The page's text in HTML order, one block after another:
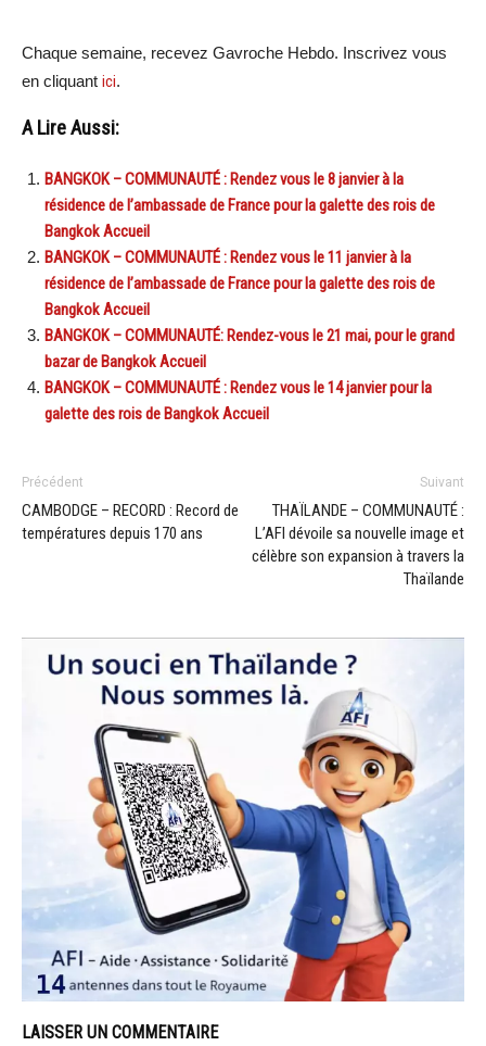
Chaque semaine, recevez Gavroche Hebdo. Inscrivez vous
en cliquant ici.
A Lire Aussi:
BANGKOK – COMMUNAUTÉ : Rendez vous le 8 janvier à la
résidence de l’ambassade de France pour la galette des rois de
Bangkok Accueil
BANGKOK – COMMUNAUTÉ : Rendez vous le 11 janvier à la
résidence de l’ambassade de France pour la galette des rois de
Bangkok Accueil
BANGKOK – COMMUNAUTÉ: Rendez-vous le 21 mai, pour le grand
bazar de Bangkok Accueil
BANGKOK – COMMUNAUTÉ : Rendez vous le 14 janvier pour la
galette des rois de Bangkok Accueil
Précédent
CAMBODGE – RECORD : Record de
températures depuis 170 ans
Suivant
THAÏLANDE – COMMUNAUTÉ :
L’AFI dévoile sa nouvelle image et
célèbre son expansion à travers la
Thaïlande
LAISSER UN COMMENTAIRE